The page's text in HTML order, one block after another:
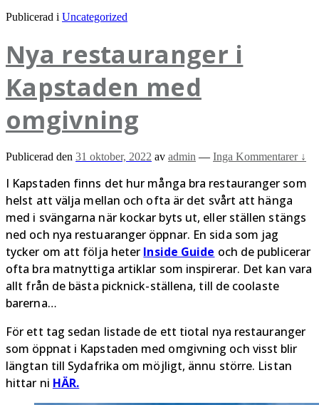
Publicerad i Uncategorized
Nya restauranger i
Kapstaden med
omgivning
Publicerad den 31 oktober, 2022 av admin — Inga Kommentarer ↓
I Kapstaden finns det hur många bra restauranger som
helst att välja mellan och ofta är det svårt att hänga
med i svängarna när kockar byts ut, eller ställen stängs
ned och nya restuaranger öppnar. En sida som jag
tycker om att följa heter Inside Guide och de publicerar
ofta bra matnyttiga artiklar som inspirerar. Det kan vara
allt från de bästa picknick-ställena, till de coolaste
barerna…
För ett tag sedan listade de ett tiotal nya restauranger
som öppnat i Kapstaden med omgivning och visst blir
längtan till Sydafrika om möjligt, ännu större. Listan
hittar ni HÄR.